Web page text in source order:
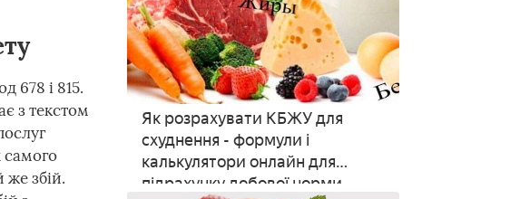
678 і 815.
з текстом
самого
збій.
Як розрахувати КБЖУ для
схуднення - формули і
калькулятори онлайн для
підрахунку добової норми